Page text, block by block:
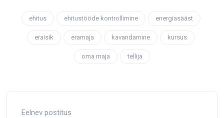
ehitus ehitustööde kontrollimine energiasääst
eraisik eramaja kavandamine kursus
oma maja tellija
Eelnev postitus